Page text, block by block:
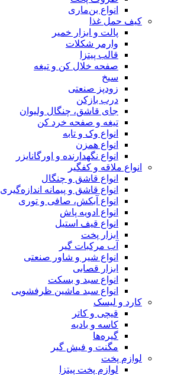
انواع بن‌ماری
کیف حمل غذا
پالت و ابزار خمیر
وارمر شکلات
قالب پیتزا
صفحه خلال کن و تیغه
سیخ
زودپز صنعتی
درب بازکن
جای قاشق، چنگال ولیوان
تیغه و صفحه خرد کن
انواع وک و تابه
انواع همزن
انواع نگهدارنده و اورگانایزر
انواع ملاقه و کفگیر
انواع قاشق و چنگال
انواع قاشق و پیمانه اندازه‌گیری
انواع آبکش، صافی و توری
انواع ادویه پاش
انواع قیف استیل
ابزار پخت
آب مرکبات گیر
انواع شیر و شاور صنعتی
ابزار قصابی
انواع سبد و بسکت
انواع سبد ماشین ظرفشویی
کارد و لیسک
قیچی و کاتر
کاسه و بادیه
گیره‌ها
مگنت و فیش گیر
لوازم پخت
لوازم پخت پیتزا